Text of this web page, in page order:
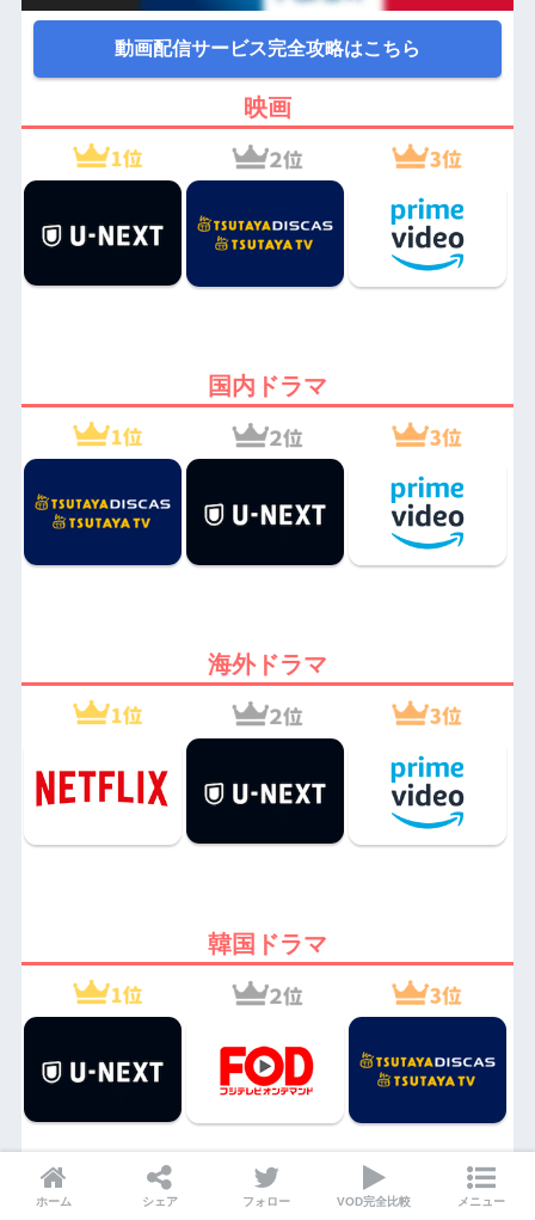
動画配信サービス完全攻略はこちら
映画
国内ドラマ
海外ドラマ
韓国ドラマ
ホーム シェア フォロー VOD完全比較 メニュー